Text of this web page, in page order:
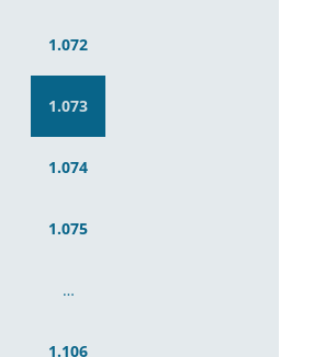
1.072
1.073
1.074
1.075
…
1.106